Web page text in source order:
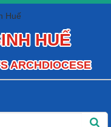
HUẾ
ARCHDIOCESE